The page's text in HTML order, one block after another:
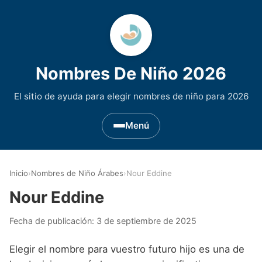
Nombres De Niño 2026
El sitio de ayuda para elegir nombres de niño para 2026
Menú
Nombres de niño que empiezan por D
Nombres de Niño Asturianos
Nombres de Niño Celtas
Inicio›Nombres de Niño Árabes›Nour Eddine
Nour Eddine
Fecha de publicación: 3 de septiembre de 2025
Elegir el nombre para vuestro futuro hijo es una de